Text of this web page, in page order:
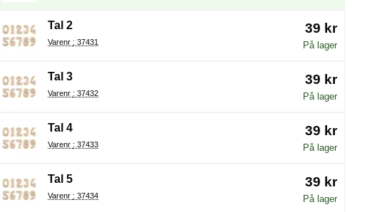
Tal 2
Varenr : 37431
39 kr
På lager
Tal 3
Varenr : 37432
39 kr
På lager
Tal 4
Varenr : 37433
39 kr
På lager
Tal 5
Varenr : 37434
39 kr
På lager